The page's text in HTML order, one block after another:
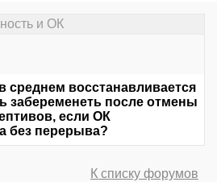
и ОК
среднем восстанавливается
забеременеть после отмены
если ОК
без перерыва?
К списку форумов